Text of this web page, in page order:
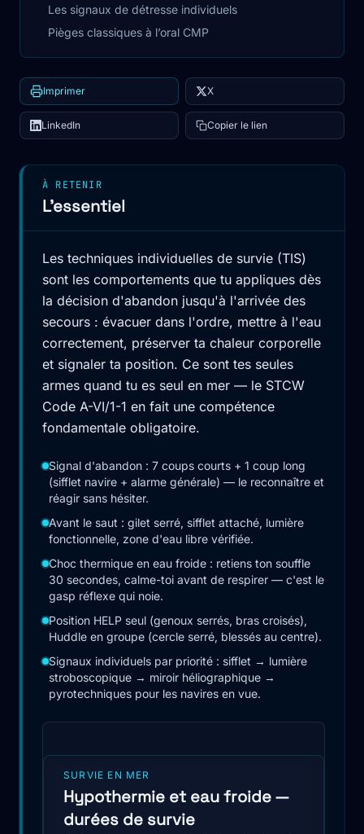
Les signaux de détresse individuels
Pièges classiques à l’oral CMP
Imprimer X
LinkedIn Copier le lien
À RETENIR
L'essentiel
Les techniques individuelles de survie (TIS)
sont les comportements que tu appliques dès
la décision d'abandon jusqu'à l'arrivée des
secours : évacuer dans l'ordre, mettre à l'eau
correctement, préserver ta chaleur corporelle
et signaler ta position. Ce sont tes seules
armes quand tu es seul en mer — le STCW
Code A-VI/1-1 en fait une compétence
fondamentale obligatoire.
Signal d'abandon : 7 coups courts + 1 coup long
(sifflet navire + alarme générale) — le reconnaître et
réagir sans hésiter.
Avant le saut : gilet serré, sifflet attaché, lumière
fonctionnelle, zone d'eau libre vérifiée.
Choc thermique en eau froide : retiens ton souffle
30 secondes, calme-toi avant de respirer — c'est le
gasp réflexe qui noie.
Position HELP seul (genoux serrés, bras croisés),
Huddle en groupe (cercle serré, blessés au centre).
Signaux individuels par priorité : sifflet → lumière
stroboscopique → miroir héliographique →
pyrotechniques pour les navires en vue.
SURVIE EN MER
Hypothermie et eau froide —
durées de survie